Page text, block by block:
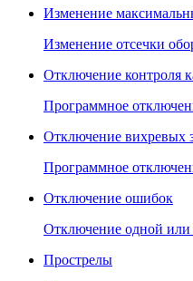
Изменение
Изменение отсечки
Отключение контроля
Программное
Отключение вихревых
Программное
Отключение ошибок
Отключение одной
Прострелы